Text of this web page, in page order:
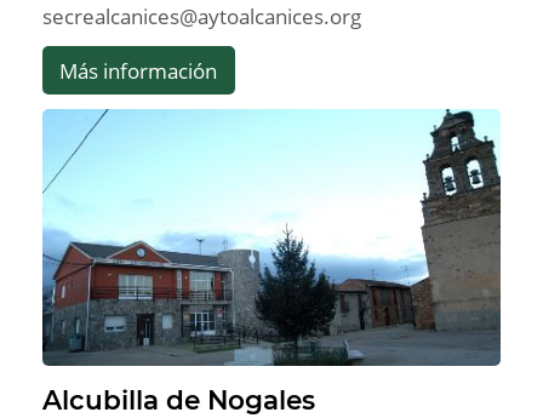
secrealcanices@aytoalcanices.org
Más información
Alcubilla de Nogales